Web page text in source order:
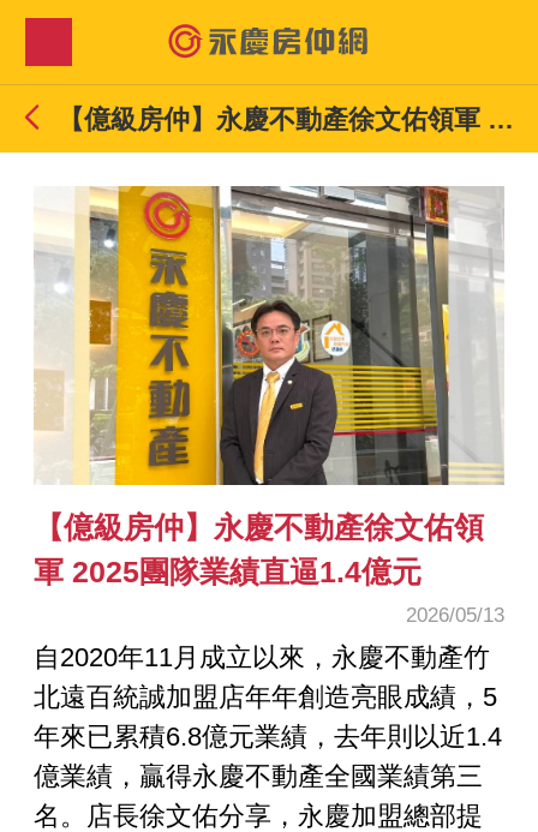
【億級房仲】永慶不動產徐文佑領軍 2025團隊業績直逼1.4億元
【億級房仲】永慶不動產徐文佑領
軍 2025團隊業績直逼1.4億元
2026/05/13
自2020年11月成立以來，永慶不動產竹
北遠百統誠加盟店年年創造亮眼成績，5
年來已累積6.8億元業績，去年則以近1.4
億業績，贏得永慶不動產全國業績第三
名。店長徐文佑分享，永慶加盟總部提